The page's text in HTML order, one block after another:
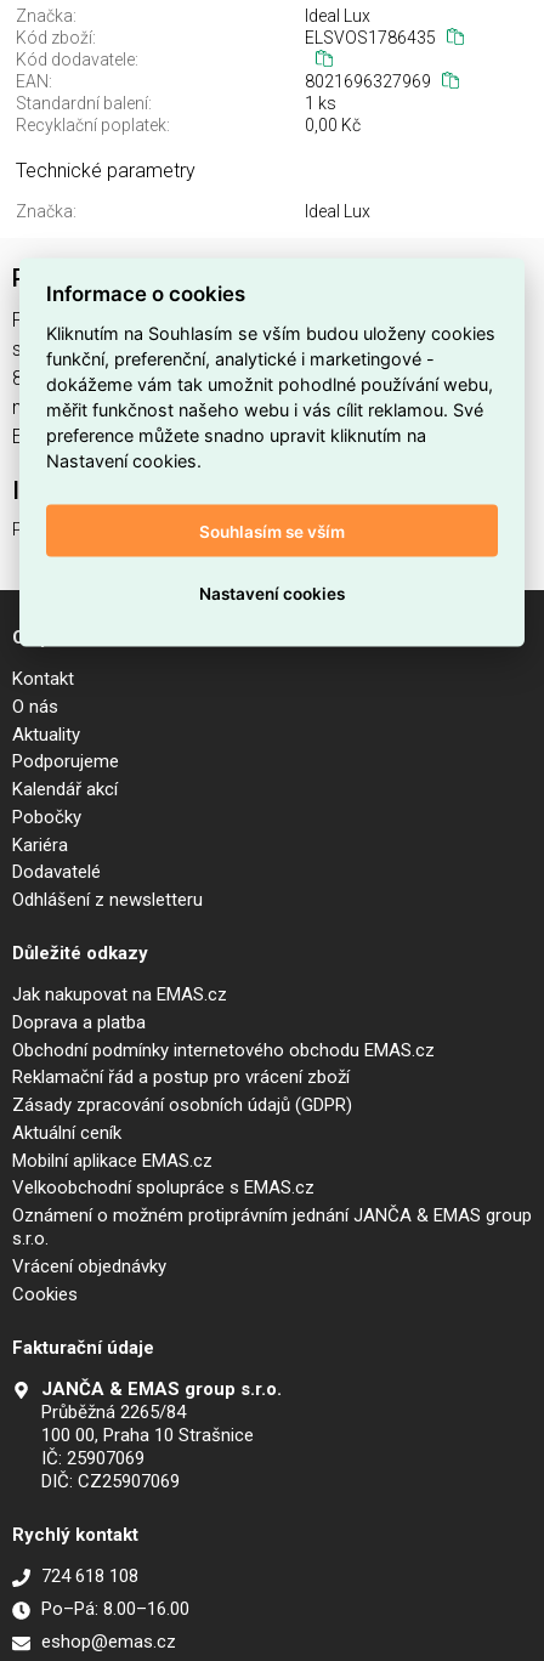
Značka:
Ideal Lux
Kód zboží:
ELSVOS1786435
Kód dodavatele:
EAN:
8021696327969
Standardní balení:
1 ks
Recyklační poplatek:
0,00 Kč
Technické parametry
Značka: Ideal Lux
PETIT PL3 BIANCO
PETIT PL3 BIANCO najdete v kategoriích Svítidla, Svítidla,
světelné zdroje a LED osvětlení, výrobce Ideal Lux, EAN
8021696327969, kód dodavatele . PETIT PL3 BIANCO
nabízíme od 1 ks. Kód EMAS PETIT PL3 BIANCO je
ELSVOS1786435.
Interní název produktu
PETIT PL3 BIANCO
O společnosti
Kontakt
O nás
Aktuality
Podporujeme
Kalendář akcí
Pobočky
Kariéra
Dodavatelé
Odhlášení z newsletteru
Důležité odkazy
Jak nakupovat na EMAS.cz
Doprava a platba
Obchodní podmínky internetového obchodu EMAS.cz
Reklamační řád a postup pro vrácení zboží
Zásady zpracování osobních údajů (GDPR)
Aktuální ceník
Mobilní aplikace EMAS.cz
Velkoobchodní spolupráce s EMAS.cz
Oznámení o možném protiprávním jednání JANČA & EMAS group
s.r.o.
Vrácení objednávky
Cookies
Fakturační údaje
JANČA & EMAS group s.r.o.
Průběžná 2265/84
100 00, Praha 10 Strašnice
IČ: 25907069
DIČ: CZ25907069
Rychlý kontakt
724 618 108
Po–Pá: 8.00–16.00
eshop@emas.cz
Informace o cookies
Kliknutím na Souhlasím se vším budou uloženy cookies
funkční, preferenční, analytické i marketingové -
dokážeme vám tak umožnit pohodlné používání webu,
měřit funkčnost našeho webu i vás cílit reklamou. Své
preference můžete snadno upravit kliknutím na
Nastavení cookies.
Souhlasím se vším
Nastavení cookies